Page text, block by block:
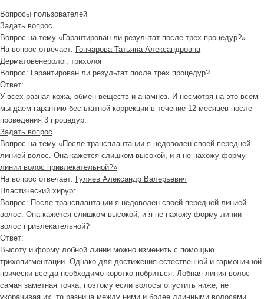
Вопросы пользователей
Задать вопрос
Вопрос на тему «Гарантирован ли результат после трех процедур?»
На вопрос отвечает: Гончарова Татьяна Александровна
Дерматовенеролог, трихолог
Вопрос: Гарантирован ли результат после трех процедур?
Ответ:
У всех разная кожа, обмен веществ и анамнез. И несмотря на это всем
мы даем гарантию бесплатной коррекции в течение 12 месяцев после
проведения 3 процедур.
Задать вопрос
Вопрос на тему «После трансплантации я недоволен своей передней
линией волос. Она кажется слишком высокой, и я не нахожу форму
линии волос привлекательной?»
На вопрос отвечает: Гуляев Александр Валерьевич
Пластический хирург
Вопрос: После трансплантации я недоволен своей передней линией
волос. Она кажется слишком высокой, и я не нахожу форму линии
волос привлекательной?
Ответ:
Высоту и форму лобной линии можно изменить с помощью
трихопигментации. Однако для достижения естественной и гармоничной
прически всегда необходимо коротко побриться. Лобная линия волос —
самая заметная точка, поэтому если волосы опустить ниже, не
укорачивая их, то разница между ними и более длинными волосами